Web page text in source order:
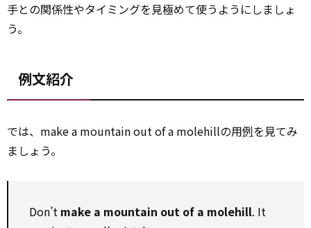
手との関係性やタイミングを見極めて使うようにしましょ
う。
例文紹介
では、make a mountain out of a molehillの用例を見てみ
ましょう。
Don’t make a mountain out of a molehill. It